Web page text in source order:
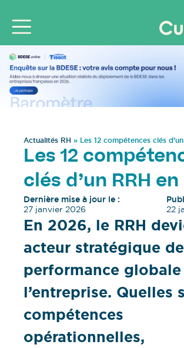
Actualités RH » Les 12 compétences clés
Les 12
clés d’un RRH en
Dernière mise à jour le :
27 janvier 2026
22
En 2026, le RRH
acteur stratégique
performance
l’entreprise. Quelles
compétences
opérationnelles,